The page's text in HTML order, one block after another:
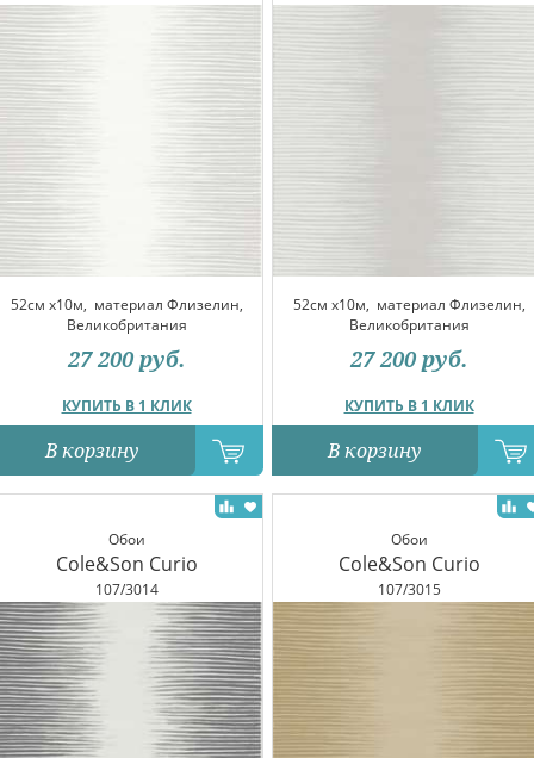
52см x10м, материал Флизелин,
Великобритания
КУПИТЬ В 1 КЛИК
27 200 руб.
В корзину
52см x10м, материал Флизелин,
Великобритания
КУПИТЬ В 1 КЛИК
27 200 руб.
В корзину
Обои
Cole&Son Curio
107/3014
Обои
Cole&Son Curio
107/3015